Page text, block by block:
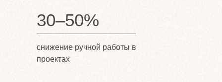
30–50%
снижение ручной работы в
проектах